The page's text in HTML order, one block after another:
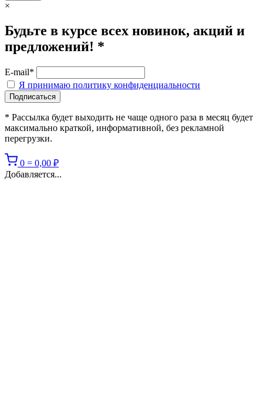
×
Будьте в курсе всех новинок, акций и
предложений! *
E-mail*
Я принимаю политику конфиденциальности
* Рассылка будет выходить не чаще одного раза в месяц будет
максимально краткой, информативной, без рекламной
перегрузки.
0 = 0,00 ₽
Добавляется...